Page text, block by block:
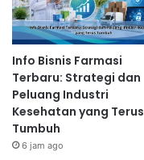
Info Bisnis Farmasi
Terbaru: Strategi dan
Peluang Industri
Kesehatan yang Terus
Tumbuh
6 jam ago